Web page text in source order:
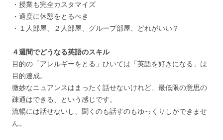
・授業も完全カスタマイズ
・適度に休憩をとるべき
・１人部屋、２人部屋、グループ部屋、どれがいい？
４週間でどうなる英語のスキル
目的の「アレルギーをとる」ひいては「英語を好きになる」は
目的達成。
微妙なニュアンスはまったく話せないけれど、最低限の意思の
疎通はできる、という感じです。
流暢には話せないし、聞くのも話すのもゆっくりしかできませ
ん。